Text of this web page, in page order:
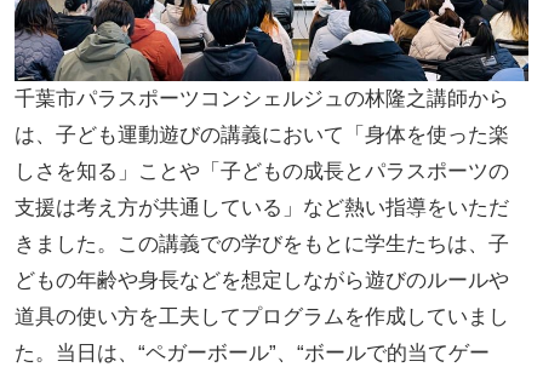
千葉市パラスポーツコンシェルジュの林隆之講師から
は、子ども運動遊びの講義において「身体を使った楽
しさを知る」ことや「子どもの成長とパラスポーツの
支援は考え方が共通している」など熱い指導をいただ
きました。この講義での学びをもとに学生たちは、子
どもの年齢や身長などを想定しながら遊びのルールや
道具の使い方を工夫してプログラムを作成していまし
た。当日は、“ペガーボール”、“ボールで的当てゲー